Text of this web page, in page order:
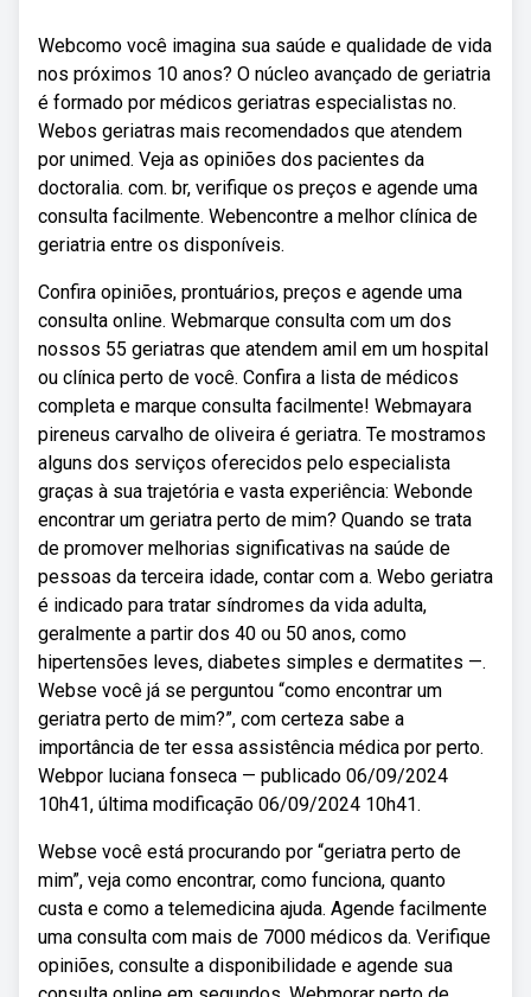
Webcomo você imagina sua saúde e qualidade de vida
nos próximos 10 anos? O núcleo avançado de geriatria
é formado por médicos geriatras especialistas no.
Webos geriatras mais recomendados que atendem
por unimed. Veja as opiniões dos pacientes da
doctoralia. com. br, verifique os preços e agende uma
consulta facilmente. Webencontre a melhor clínica de
geriatria entre os disponíveis.
Confira opiniões, prontuários, preços e agende uma
consulta online. Webmarque consulta com um dos
nossos 55 geriatras que atendem amil em um hospital
ou clínica perto de você. Confira a lista de médicos
completa e marque consulta facilmente! Webmayara
pireneus carvalho de oliveira é geriatra. Te mostramos
alguns dos serviços oferecidos pelo especialista
graças à sua trajetória e vasta experiência: Webonde
encontrar um geriatra perto de mim? Quando se trata
de promover melhorias significativas na saúde de
pessoas da terceira idade, contar com a. Webo geriatra
é indicado para tratar síndromes da vida adulta,
geralmente a partir dos 40 ou 50 anos, como
hipertensões leves, diabetes simples e dermatites —.
Webse você já se perguntou “como encontrar um
geriatra perto de mim?”, com certeza sabe a
importância de ter essa assistência médica por perto.
Webpor luciana fonseca — publicado 06/09/2024
10h41, última modificação 06/09/2024 10h41.
Webse você está procurando por “geriatra perto de
mim”, veja como encontrar, como funciona, quanto
custa e como a telemedicina ajuda. Agende facilmente
uma consulta com mais de 7000 médicos da. Verifique
opiniões, consulte a disponibilidade e agende sua